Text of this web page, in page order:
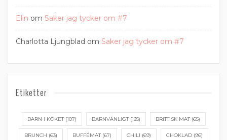
Elin om Saker jag tycker om #7
Charlotta Ljungblad om Saker jag tycker om #7
Etiketter
BARN I KÖKET(107) BARNVÄNLIGT(135) BRITTISK MAT(65)
BRUNCH (63) BUFFÉMAT(67) CHILI (69) CHOKLAD (96)